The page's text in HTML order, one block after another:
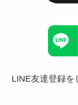
LINE友達登録を